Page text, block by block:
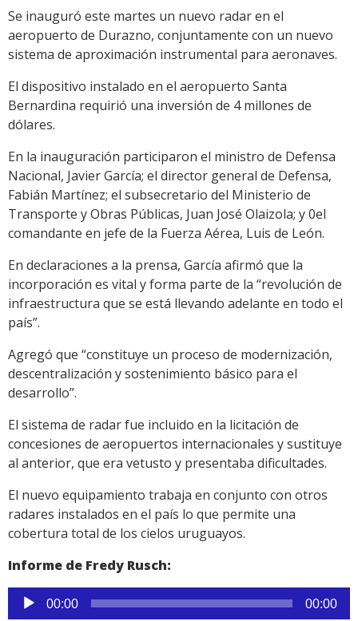
Link
Se inauguró este martes un nuevo radar en el
aeropuerto de Durazno, conjuntamente con un nuevo
sistema de aproximación instrumental para aeronaves.
El dispositivo instalado en el aeropuerto Santa
Bernardina requirió una inversión de 4 millones de
dólares.
En la inauguración participaron el ministro de Defensa
Nacional, Javier García; el director general de Defensa,
Fabián Martínez; el subsecretario del Ministerio de
Transporte y Obras Públicas, Juan José Olaizola; y 0el
comandante en jefe de la Fuerza Aérea, Luis de León.
En declaraciones a la prensa, García afirmó que la
incorporación es vital y forma parte de la “revolución de
infraestructura que se está llevando adelante en todo el
país”.
Agregó que “constituye un proceso de modernización,
descentralización y sostenimiento básico para el
desarrollo”.
El sistema de radar fue incluido en la licitación de
concesiones de aeropuertos internacionales y sustituye
al anterior, que era vetusto y presentaba dificultades.
El nuevo equipamiento trabaja en conjunto con otros
radares instalados en el país lo que permite una
cobertura total de los cielos uruguayos.
Informe de Fredy Rusch:
Reproductor
de
00:00 00:00